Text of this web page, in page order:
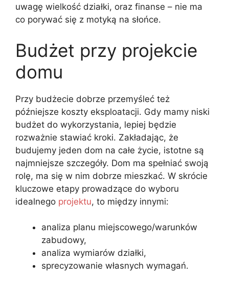
uwagę wielkość działki, oraz finanse – nie ma
co porywać się z motyką na słońce.
Budżet przy projekcie
domu
Przy budżecie dobrze przemyśleć też
późniejsze koszty eksploatacji. Gdy mamy niski
budżet do wykorzystania, lepiej będzie
rozważnie stawiać kroki. Zakładając, że
budujemy jeden dom na całe życie, istotne są
najmniejsze szczegóły. Dom ma spełniać swoją
rolę, ma się w nim dobrze mieszkać. W skrócie
kluczowe etapy prowadzące do wyboru
idealnego projektu, to między innymi:
analiza planu miejscowego/warunków
zabudowy,
analiza wymiarów działki,
sprecyzowanie własnych wymagań.